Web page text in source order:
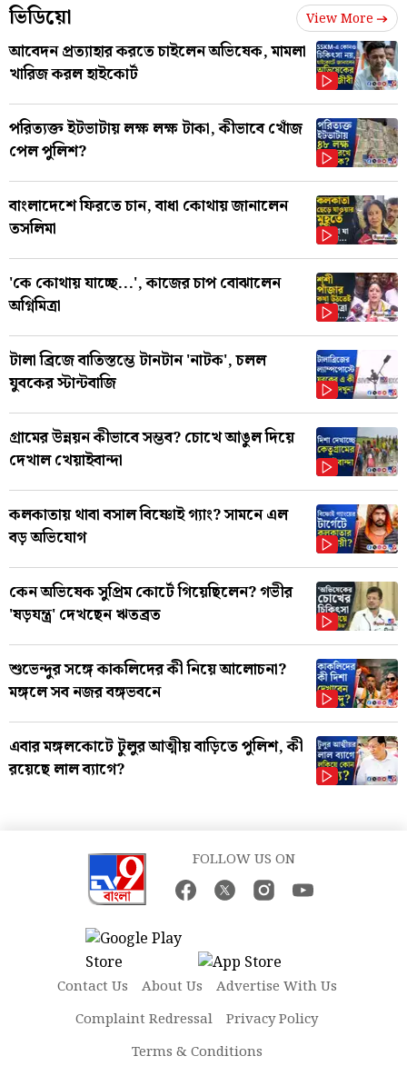
ভিডিয়ো View More
আবেদন প্রত্যাহার করতে চাইলেন অভিষেক, মামলা
খারিজ করল হাইকোর্ট
পরিত্যক্ত ইটভাটায় লক্ষ লক্ষ টাকা, কীভাবে খোঁজ
পেল পুলিশ?
বাংলাদেশে ফিরতে চান, বাধা কোথায় জানালেন
তসলিমা
'কে কোথায় যাচ্ছে...', কাজের চাপ বোঝালেন
অগ্নিমিত্রা
টালা ব্রিজে বাতিস্তম্ভে টানটান 'নাটক', চলল
যুবকের স্টান্টবাজি
গ্রামের উন্নয়ন কীভাবে সম্ভব? চোখে আঙুল দিয়ে
দেখাল খেয়াইবান্দা
কলকাতায় থাবা বসাল বিষ্ণোই গ্যাং? সামনে এল
বড় অভিযোগ
কেন অভিষেক সুপ্রিম কোর্টে গিয়েছিলেন? গভীর
'ষড়যন্ত্র' দেখছেন ঋতব্রত
শুভেন্দুর সঙ্গে কাকলিদের কী নিয়ে আলোচনা?
মঙ্গলে সব নজর বঙ্গভবনে
এবার মঙ্গলকোটে টুলুর আত্মীয় বাড়িতে পুলিশ, কী
রয়েছে লাল ব্যাগে?
FOLLOW US ON
Contact Us About Us
Advertise With Us
Complaint Redressal
Privacy Policy
Terms & Conditions